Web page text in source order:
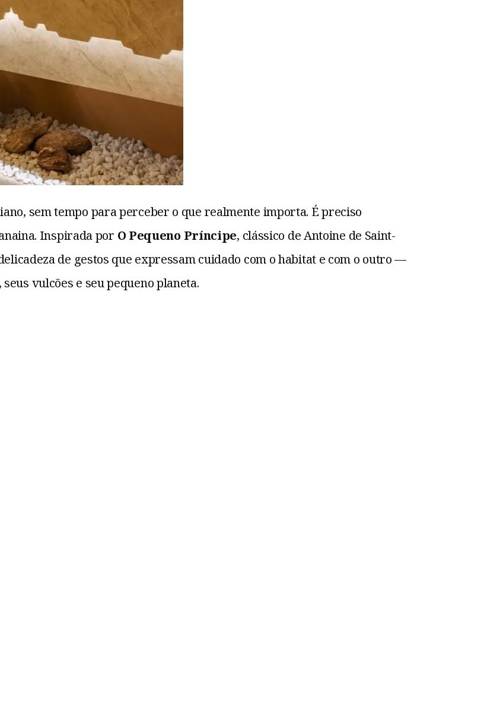
sem tempo para perceber o que realmente importa. É preciso
Inspirada por O Pequeno Príncipe, clássico de Antoine de Saint-
de gestos que expressam cuidado com o habitat e com o outro —
vulcões e seu pequeno planeta.